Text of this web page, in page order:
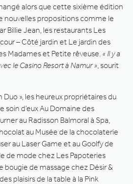
alors que cette sixième édition
nouvelles propositions comme le
Billie Jean, les restaurants Les
– Côté jardin et Le jardin des
Madames et Petite rêveuse. « Il y a
le Casino Resort à Namur » , sourit
Duo », les heureux propriétaires du
d’eux Au Domaine des
au Radisson Balmoral à Spa,
au Musée de la chocolaterie
au Laser Game et au Goolfy de
de mode chez Les Papoteries
bougie de massage chez Désir &
plaisirs de la table à la Pink